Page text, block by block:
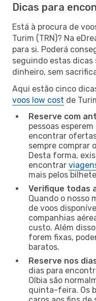
Dicas para
Está à procura de
Turim (TRN)? Na
para si. Poderá
seguindo estas dicas
dinheiro, sem
Aqui estão cinco
voos low cost de
Reserve com
pessoas
encontrar
sempre comprar
Desta forma,
encontrar
mais pelos
Verifique todas
Quando o nosso
de voos
companhias
custo. Além
forem fixas,
baratos.
Reserve nos
dias para
Olbia são
quinta-feira. Os